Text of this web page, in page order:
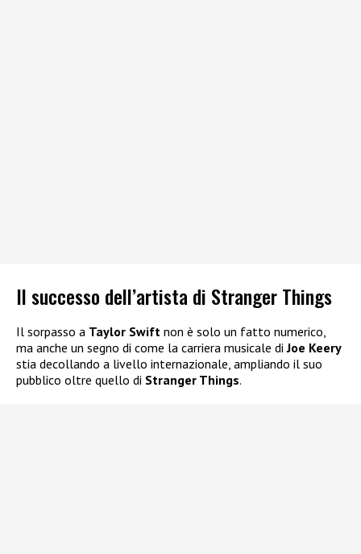
Il successo dell’artista di Stranger Things
Il sorpasso a Taylor Swift non è solo un fatto numerico,
ma anche un segno di come la carriera musicale diJoe Keery
stia decollando a livello internazionale, ampliando il suo
pubblico oltre quello di Stranger Things.